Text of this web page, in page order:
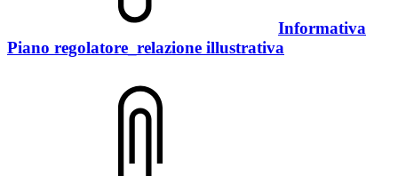
Informativa
Piano regolatore_relazione illustrativa